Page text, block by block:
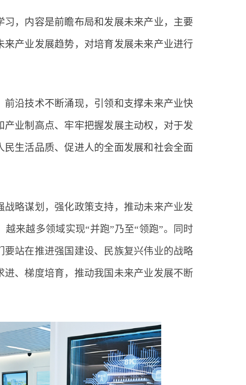
，内容是前瞻布局和发展未来产业，主要
产业发展趋势，对培育发展未来产业进行
沿技术不断涌现，引领和支撑未来产业快
业制高点、牢牢把握发展主动权，对于发
生活品质、促进人的全面发展和社会全面
略谋划，强化政策支持，推动未来产业发
越来越多领域实现“并跑”乃至“领跑”。同时
站在推进强国建设、民族复兴伟业的战略
、梯度培育，推动我国未来产业发展不断